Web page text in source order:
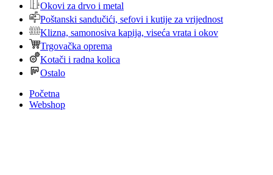
Okovi za drvo i metal
Poštanski sandučići, sefovi i kutije za vrijednost
Klizna, samonosiva kapija, viseća vrata i okov
Trgovačka oprema
Kotači i radna kolica
Ostalo
Početna
Webshop